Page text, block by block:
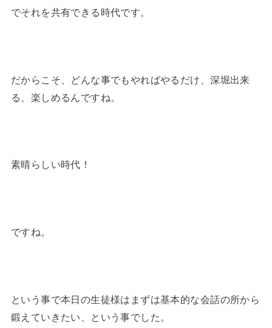
でそれを共有できる時代です。
だからこそ、どんな事でもやればやるだけ、深堀出来
る、楽しめるんですね。
素晴らしい時代！
ですね。
という事で本日の生徒様はまずは基本的な会話の所から
鍛えていきたい、という事でした。